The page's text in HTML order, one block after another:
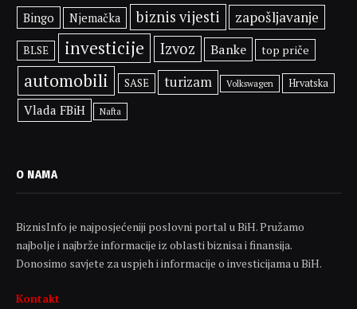
Bingo Njemačka biznis vijesti zapošljavanje
BLSE investicije Izvoz Banke top priče
automobili SASE turizam Volkswagen Hrvatska
Vlada FBiH Nafta
O NAMA
BiznisInfo je najposjećeniji poslovni portal u BiH. Pružamo
najbolje i najbrže informacije iz oblasti biznisa i finansija.
Donosimo savjete za uspjeh i informacije o investicijama u BiH.
Kontakt